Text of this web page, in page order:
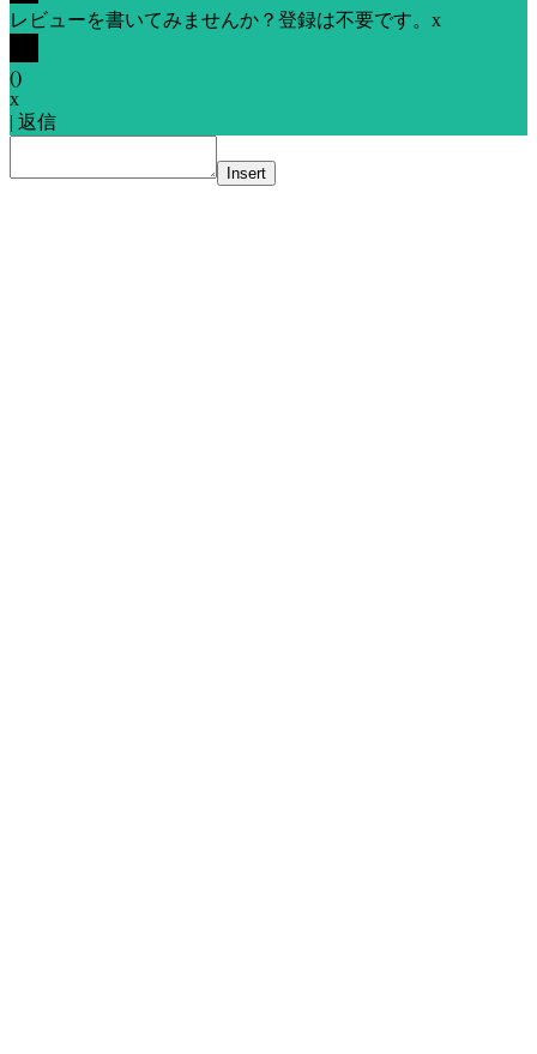
レビューを書いてみませんか？登録は不要です。 x
()
x
| 返信
Insert